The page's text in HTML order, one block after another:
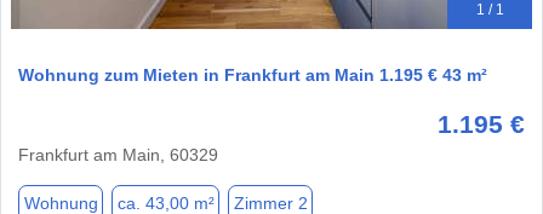
1 / 1
Wohnung zum Mieten in Frankfurt am Main 1.195 € 43 m²
1.195 €
Frankfurt am Main, 60329
Wohnung ca. 43,00 m² Zimmer 2